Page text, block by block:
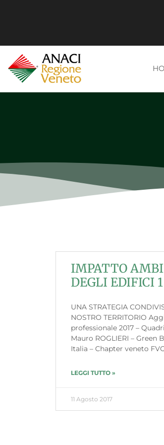
IMPATTO
DEGLI EDIFICI 1
UNA STRATEGIA
NOSTRO TERRITORIO
professionale 2017 –
Mauro ROGLIERI – Green
Italia – Chapter veneto
LEGGI TUTTO »
11 Agosto 2017